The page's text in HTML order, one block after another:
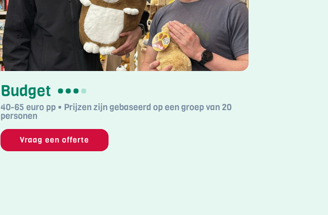
Budget ••••
40-65 euro pp • Prijzen zijn gebaseerd op een groep van 20
personen
Vraag een offerte